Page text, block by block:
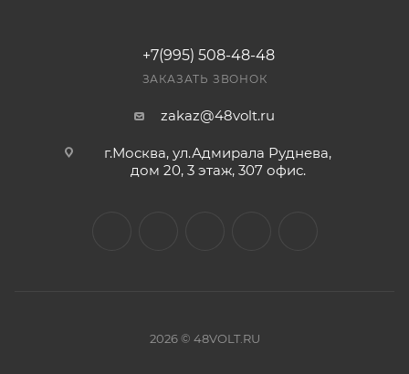
+7(995) 508-48-48
ЗАКАЗАТЬ ЗВОНОК
zakaz@48volt.ru
г.Москва, ул.Адмирала Руднева,
дом 20, 3 этаж, 307 офис.
2026 © 48VOLT.RU